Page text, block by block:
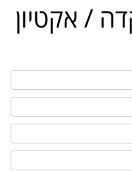
/ אקטיון